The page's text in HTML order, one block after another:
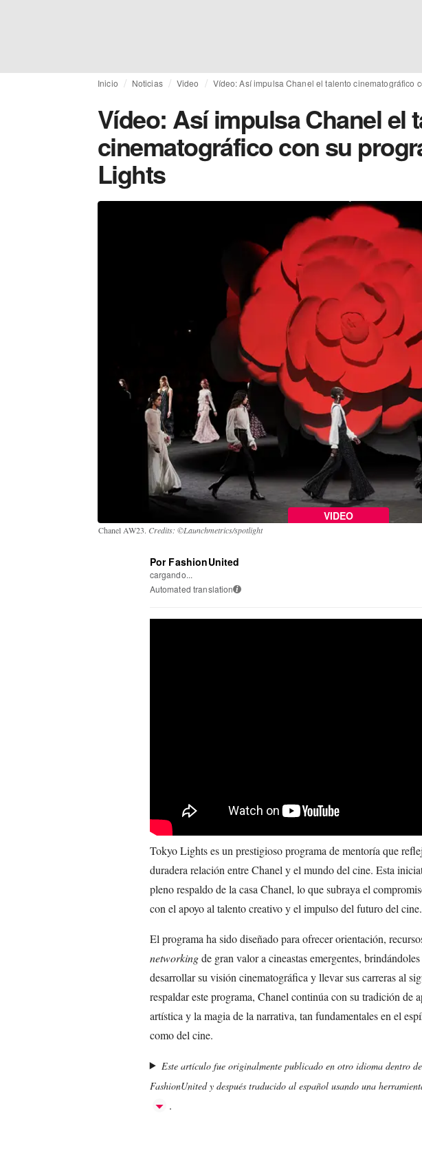
Inicio Noticias Video Vídeo: Así impulsa Chanel el talento cinematográfico
Vídeo: Así impulsa Chanel el
cinematográfico con su
Lights
VIDEO
Chanel AW23. Credits: ©Launchmetrics/spotlight
Por FashionUnited
cargando...
Automated translation i
Tokyo Lights es un prestigioso programa de mentoría que
duradera relación entre Chanel y el mundo del cine. Esta
pleno respaldo de la casa Chanel, lo que subraya el
con el apoyo al talento creativo y el impulso del futuro del cine.
El programa ha sido diseñado para ofrecer orientación,
networkingde gran valor a cineastas emergentes,
desarrollar su visión cinematográfica y llevar sus carreras al
respaldar este programa, Chanel continúa con su tradición de
artística y la magia de la narrativa, tan fundamentales en el
como del cine.
Este artículo fue originalmente publicado en otro idioma dentro
FashionUnited y después traducido al español usando una
.